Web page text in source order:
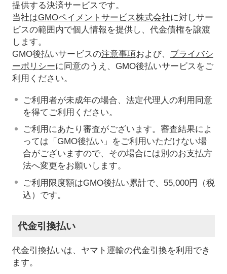
提供する決済サービスです。
当社はGMOペイメントサービス株式会社に対しサー
ビスの範囲内で個人情報を提供し、代金債権を譲渡
します。
GMO後払いサービスの注意事項および、 プライバシ
ーポリシーに同意のうえ、GMO後払いサービスをご
利用ください。
ご利用者が未成年の場合、法定代理人の利用同意
を得てご利用ください。
ご利用にあたり審査がございます。審査結果によ
っては「GMO後払い」をご利用いただけない場
合がございますので、その場合には別のお支払方
法へ変更をお願いします。
ご利用限度額はGMO後払い累計で、55,000円（税
込）です。
代金引換払い
代金引換払いは、ヤマト運輸の代金引換を利用でき
ます。